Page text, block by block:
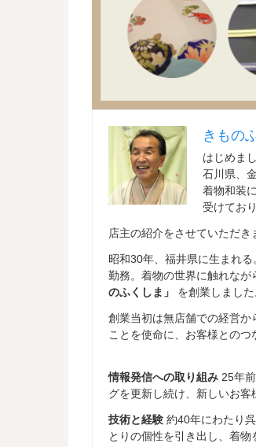
きもの
はじめま
石川県、
着物和装
受けてお
店主の紹介をさせていただき
昭和30年、福井県に生まれ
勤務。着物の世界に触れな
のふくしま」
を創業しました
創業当初は無店舗での経営
ことを使命に、お客様とのつ
情報発信への取り組み 25年
グを更新し続け、新しいお客
技術と経験 約40年にわたり
とりの個性を引き出し、着物